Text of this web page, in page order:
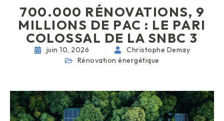
700.000 RÉNOVATIONS, 9
MILLIONS DE PAC : LE PARI
COLOSSAL DE LA SNBC 3
juin 10, 2026
Christophe Demay
Rénovation énergétique